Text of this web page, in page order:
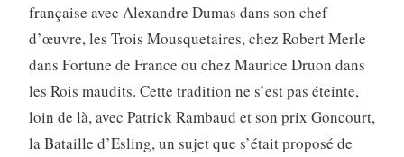
française avec Alexandre Dumas dans son chef
d’œuvre, les Trois Mousquetaires, chez Robert Merle
dans Fortune de France ou chez Maurice Druon dans
les Rois maudits. Cette tradition ne s’est pas éteinte,
loin de là, avec Patrick Rambaud et son prix Goncourt,
la Bataille d’Esling, un sujet que s’était proposé de